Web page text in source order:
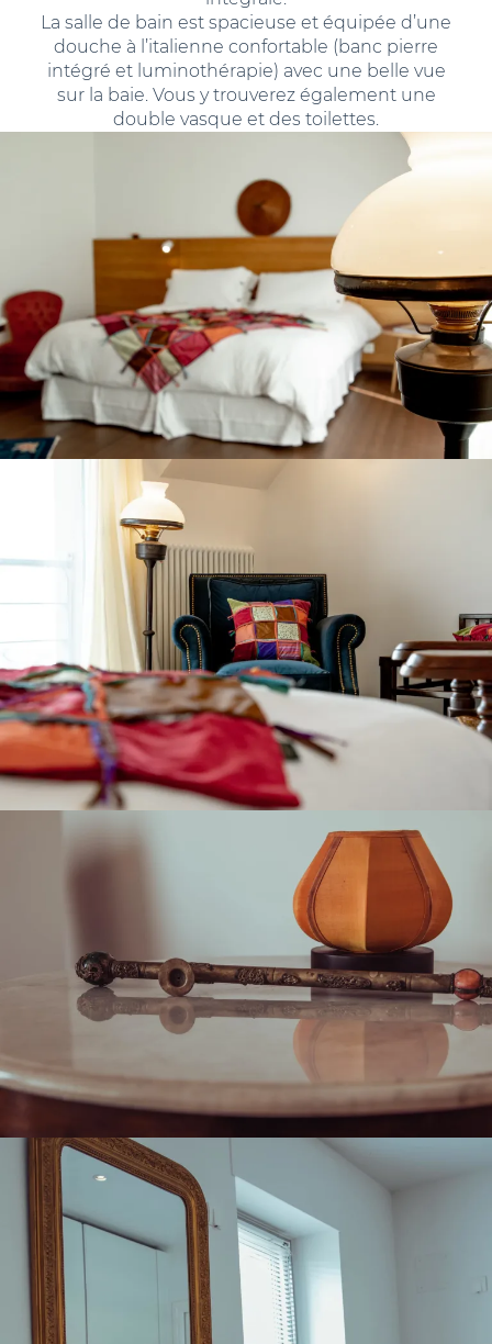
La salle de bain est spacieuse et équipée d’une
douche à l’italienne confortable (banc pierre
intégré et luminothérapie) avec une belle vue
sur la baie. Vous y trouverez également une
double vasque et des toilettes.